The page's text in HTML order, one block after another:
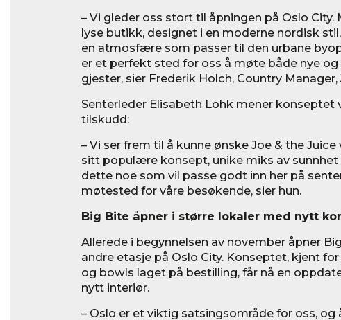
– Vi gleder oss stort til åpningen på Oslo City.
lyse butikk, designet i en moderne nordisk
en atmosfære som passer til den urbane
er et perfekt sted for oss å møte både nye
gjester, sier Frederik Holch, Country Manager,
Senterleder Elisabeth Lohk mener konseptet
tilskudd:
– Vi ser frem til å kunne ønske Joe & the
sitt populære konsept, unike miks av
dette noe som vil passe godt inn her på
møtested for våre besøkende, sier hun.
Big Bite åpner i større lokaler med nytt
Allerede i begynnelsen av november åpner
andre etasje på Oslo City. Konseptet, kjent
og bowls laget på bestilling, får nå en
nytt interiør.
– Oslo er et viktig satsingsområde for oss, og